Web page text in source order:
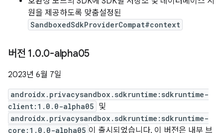
원을 제공하도록 맞춤설정된
SandboxedSdkProviderCompat#context
버전 1.0.0-alpha05
2023년 6월 7일
androidx.privacysandbox.sdkruntime:sdkruntime-
client:1.0.0-alpha05 및
androidx.privacysandbox.sdkruntime:sdkruntime-
core:1.0.0-alpha05 이 출시되었습니다. 이 버전은 내부 브